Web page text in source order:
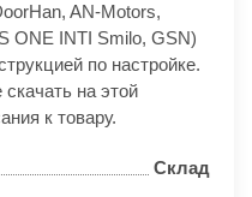
AN-Motors,
ONE INTI Smilo, GSN)
по настройке.
на этой
к товару.
Склад